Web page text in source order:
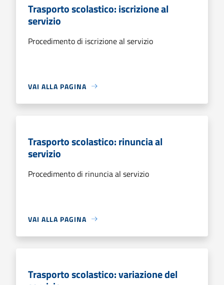
Trasporto scolastico: iscrizione al
servizio
Procedimento di iscrizione al servizio
VAI ALLA PAGINA
Trasporto scolastico: rinuncia al
servizio
Procedimento di rinuncia al servizio
VAI ALLA PAGINA
Trasporto scolastico: variazione del